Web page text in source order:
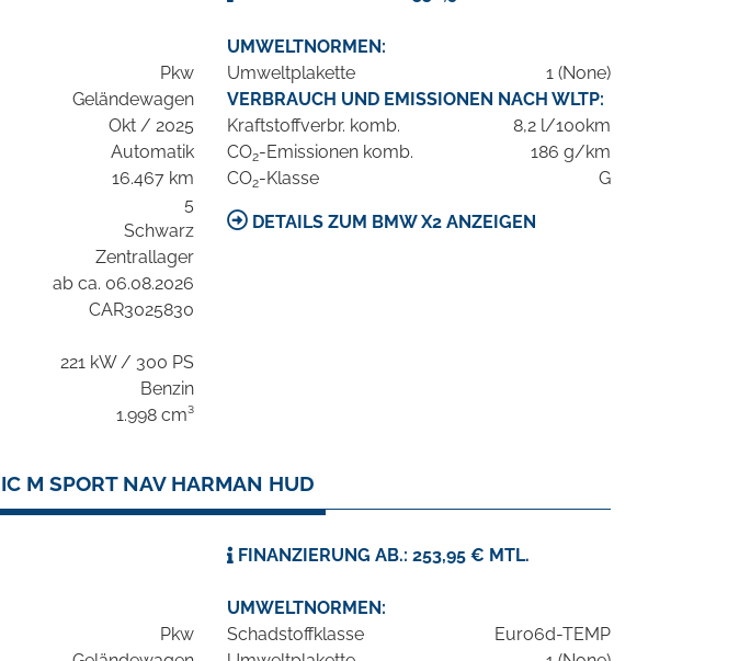
Pkw
Geländewagen
Okt / 2025
Automatik
16.467 km
5
Schwarz
Zentrallager
ab ca. 06.08.2026
CAR3025830
221 kW / 300 PS
Benzin
1.998 cm³
UMWELTNORMEN:
Umweltplakette
1 (None)
VERBRAUCH UND EMISSIONEN NACH WLTP:
Kraftstoffverbr. komb.
8,2 l/100km
CO2-Emissionen komb.
186 g/km
CO2-Klasse G
DETAILS ZUM BMW X2 ANZEIGEN
M SPORT NAV HARMAN HUD
FINANZIERUNG AB.: 253,95 € MTL.
Pkw
UMWELTNORMEN:
Schadstoffklasse
Euro6d-TEMP